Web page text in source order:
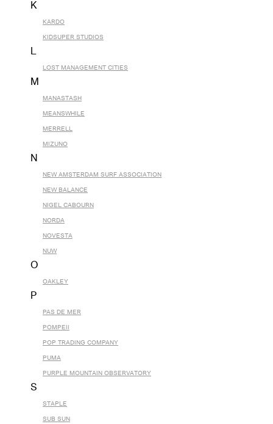
K
KARDO
KIDSUPER STUDIOS
L
LOST MANAGEMENT CITIES
M
MANASTASH
MEANSWHILE
MERRELL
MIZUNO
N
NEW AMSTERDAM SURF ASSOCIATION
NEW BALANCE
NIGEL CABOURN
NORDA
NOVESTA
NUW
O
OAKLEY
P
PAS DE MER
POMPEII
POP TRADING COMPANY
PUMA
PURPLE MOUNTAIN OBSERVATORY
S
STAPLE
SUB SUN